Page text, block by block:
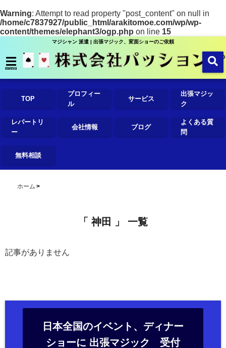
Warning: Attempt to read property "post_content" on null in
/home/c7837927/public_html/arakitomoe.com/wp/wp-
content/themes/elephant3/ogp.php on line 15
マジシャン 派遣 | 出張マジック、変面ショーのご依頼
menu
TOP
プロフィー
ル
サービス
出張マジッ
ク
レパートリ
ー
会社情報 ブログ
よくある質
問
無料相談
ホーム
「 神田 」 一覧
記事がありません
日本全国のイベント、ディナー
ショーに 出張マジック 受付